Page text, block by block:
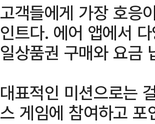
고객들에게 가장 호응
인트다. 에어 앱에서
일상품권 구매와 요금
대표적인 미션으로는
스 게임에 참여하고 포